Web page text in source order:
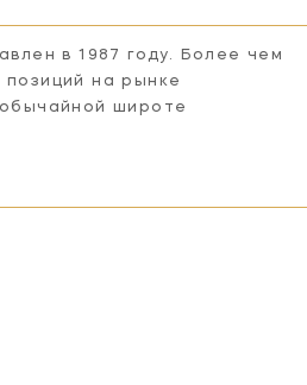
в 1987 году. Более чем
на рынке
широте